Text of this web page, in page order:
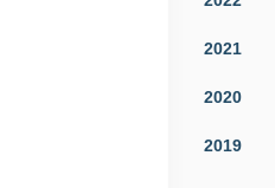
2021
2020
2019